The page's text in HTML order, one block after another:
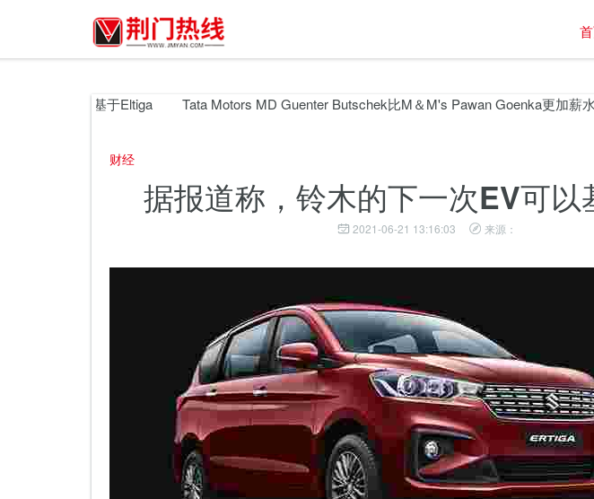
次EV可以基于Eltiga Tata Motors MD Guenter Butschek比M＆M's Pawan Goenka更加薪水超
财经
据报道称，铃木的下一次EV可
2021-06-21 13:16:03 来源：